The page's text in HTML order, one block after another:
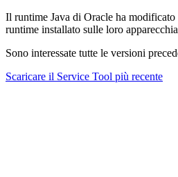
Il runtime Java di Oracle ha
runtime installato sulle loro
Sono interessate tutte le versioni
Scaricare il Service Tool più recente